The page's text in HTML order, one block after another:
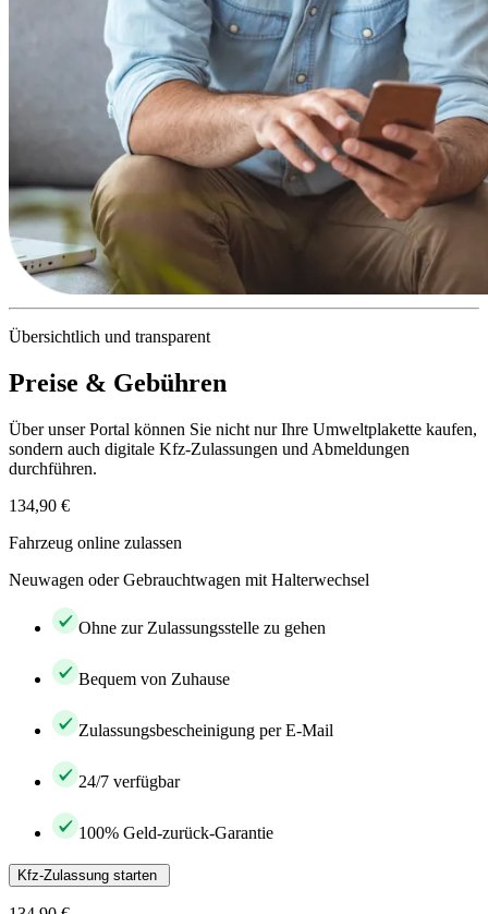
Übersichtlich und transparent
Preise & Gebühren
Über unser Portal können Sie nicht nur Ihre Umweltplakette kaufen,
sondern auch digitale Kfz-Zulassungen und Abmeldungen
durchführen.
134,90 €
Fahrzeug online zulassen
Neuwagen oder Gebrauchtwagen mit Halterwechsel
Ohne zur Zulassungsstelle zu gehen
Bequem von Zuhause
Zulassungsbescheinigung per E-Mail
24/7 verfügbar
100% Geld-zurück-Garantie
Kfz-Zulassung starten